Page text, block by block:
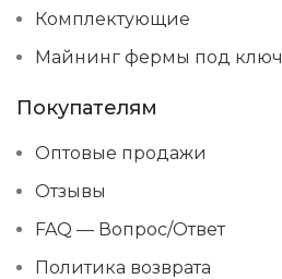
Комплектующие
Майнинг фермы под ключ
Покупателям
Оптовые продажи
Отзывы
FAQ — Вопрос/Ответ
Политика возврата